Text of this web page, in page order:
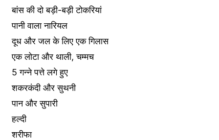
बांस की दो बड़ी-बड़ी टोकरियां
पानी वाला नारियल
दूध और जल के लिए एक गिलास
एक लोटा और थाली, चम्मच
5 गन्ने पत्ते लगे हुए
शकरकंदी और सुथनी
पान और सुपारी
हल्दी
शरीफा